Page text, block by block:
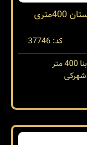
خرید ویلا در سعادت آباد چمستان 400متری
کد: 37746
بنا 400 متر
شهرکی